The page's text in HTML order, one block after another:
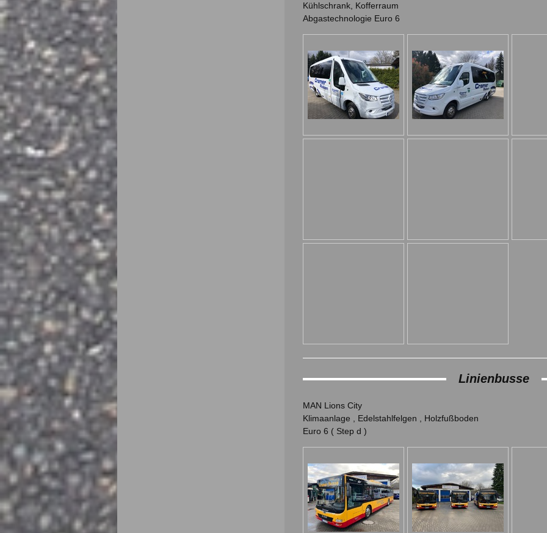
Kühlschrank, Kofferraum
Abgastechnologie Euro 6
Linienbusse
MAN Lions City
Klimaanlage , Edelstahlfelgen , Holzfußboden
Euro 6 ( Step d )